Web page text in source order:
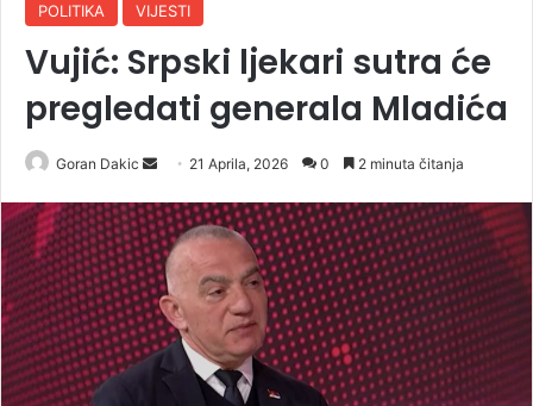
POLITIKA VIJESTI
Vujić: Srpski ljekari sutra će
pregledati generala Mladića
Goran Dakic
n
d
a
n
e
m
21 Aprila, 2026 0 2 minuta čitanja